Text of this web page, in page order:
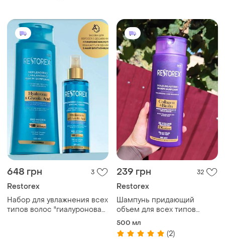
648 грн 3
Restorex
Набор для увлажнения всех
типов волос "гиалуроновая
239 грн 32
Restorex
Шампунь придающий
объем для всех типов
волос "коллаген и биотин"
restorex, 500 мл
500 мл
(2)